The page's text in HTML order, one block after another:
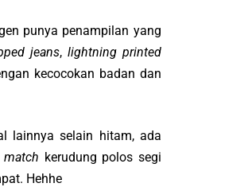
punya penampilan yang
jeans, lightning printed
kecocokan badan dan
lainnya selain hitam, ada
kerudung polos segi
Hehhe